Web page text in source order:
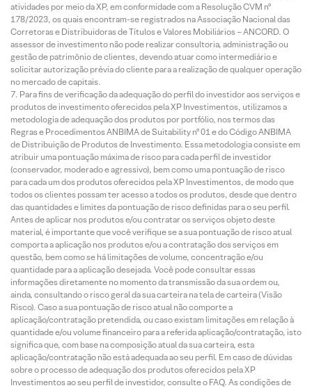
atividades por meio da XP, em conformidade com a Resolução CVM nº
178/2023, os quais encontram-se registrados na Associação Nacional das
Corretoras e Distribuidoras de Títulos e Valores Mobiliários – ANCORD. O
assessor de investimento não pode realizar consultoria, administração ou
gestão de patrimônio de clientes, devendo atuar como intermediário e
solicitar autorização prévia do cliente para a realização de qualquer operação
no mercado de capitais.
Para fins de verificação da adequação do perfil do investidor aos serviços e
produtos de investimento oferecidos pela XP Investimentos, utilizamos a
metodologia de adequação dos produtos por portfólio, nos termos das
Regras e Procedimentos ANBIMA de Suitability nº 01 e do Código ANBIMA
de Distribuição de Produtos de Investimento. Essa metodologia consiste em
atribuir uma pontuação máxima de risco para cada perfil de investidor
(conservador, moderado e agressivo), bem como uma pontuação de risco
para cada um dos produtos oferecidos pela XP Investimentos, de modo que
todos os clientes possam ter acesso a todos os produtos, desde que dentro
das quantidades e limites da pontuação de risco definidas para o seu perfil.
Antes de aplicar nos produtos e/ou contratar os serviços objeto deste
material, é importante que você verifique se a sua pontuação de risco atual
comporta a aplicação nos produtos e/ou a contratação dos serviços em
questão, bem como se há limitações de volume, concentração e/ou
quantidade para a aplicação desejada. Você pode consultar essas
informações diretamente no momento da transmissão da sua ordem ou,
ainda, consultando o risco geral da sua carteira na tela de carteira (Visão
Risco). Caso a sua pontuação de risco atual não comporte a
aplicação/contratação pretendida, ou caso existam limitações em relação à
quantidade e/ou volume financeiro para a referida aplicação/contratação, isto
significa que, com base na composição atual da sua carteira, esta
aplicação/contratação não está adequada ao seu perfil. Em caso de dúvidas
sobre o processo de adequação dos produtos oferecidos pela XP
Investimentos ao seu perfil de investidor, consulte o FAQ. As condições de